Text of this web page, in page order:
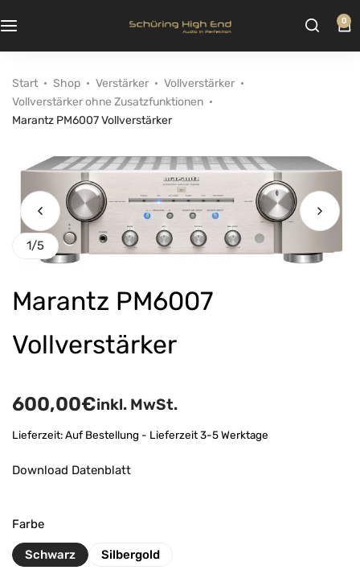
0
Start Shop Verstärker
Vollverstärker
Vollverstärker ohne Zusatzfunktionen
Marantz PM6007 Vollverstärker
1/5
Marantz PM6007
Vollverstärker
600,00€inkl. MwSt.
Lieferzeit:Auf Bestellung - Lieferzeit 3-5 Werktage
Download Datenblatt
Farbe
Schwarz Silbergold